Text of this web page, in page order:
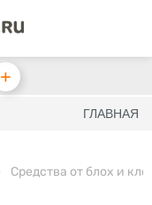
+
ГЛАВНАЯ
Средства от блох и